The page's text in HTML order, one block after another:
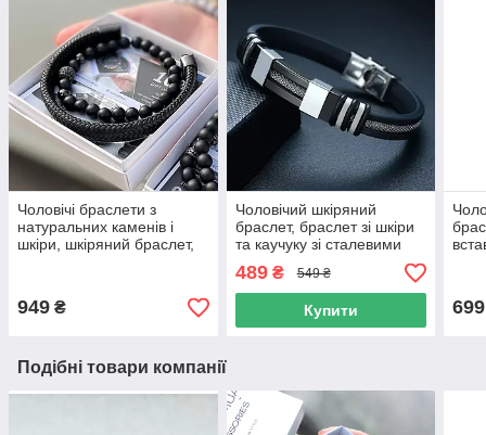
Чоловічі браслети з
натуральних каменів і
шкіри, шкіряний браслет,
949 ₴
Чоловічий шкіряний
браслет, браслет зі шкіри
та каучуку зі сталевими
срібними вставками
489₴ 549 ₴
Купити 699
Подібні товари компанії